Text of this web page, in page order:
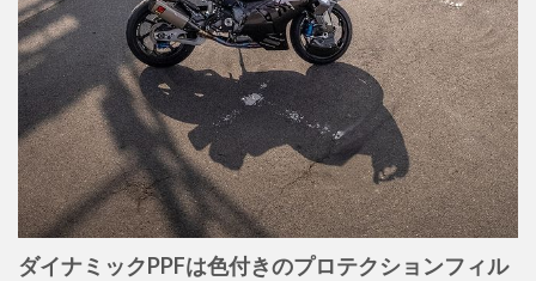
ダイナミックPPFは色付きのプロテクションフィル